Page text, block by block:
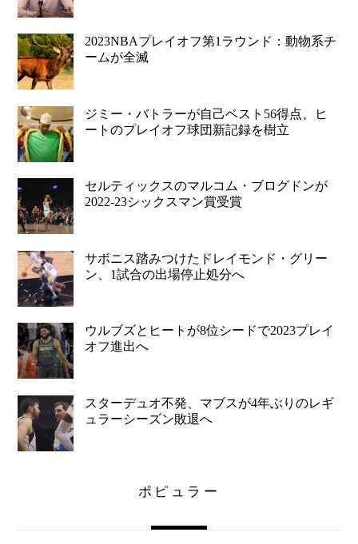
2023NBAプレイオフ第1ラウンド：動物系チ
ームが全滅
ジミー・バトラーが自己ベスト56得点、ヒ
ートのプレイオフ球団新記録を樹立
セルティックスのマルコム・ブログドンが
2022-23シックスマン賞受賞
サボニス踏みつけたドレイモンド・グリー
ン、1試合の出場停止処分へ
ウルブズとヒートが8位シードで2023プレイ
オフ進出へ
スターデュオ不発、マブスが4年ぶりのレギ
ュラーシーズン敗退へ
ポピュラー